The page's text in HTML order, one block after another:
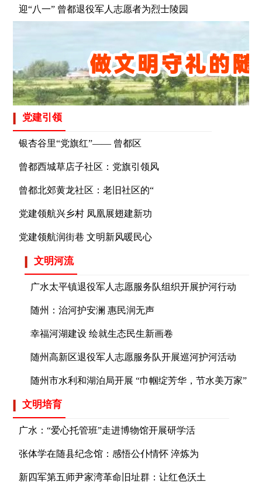
迎“八一” 曾都退役军人志愿者为烈士陵园
党建引领
银杏谷里“党旗红”—— 曾都区
曾都西城草店子社区：党旗引领风
曾都北郊黄龙社区：老旧社区的“
党建领航兴乡村 凤凰展翅建新功
党建领航润街巷 文明新风暖民心
文明河流
广水太平镇退役军人志愿服务队组织开展护河行动
随州：治河护安澜 惠民润无声
幸福河湖建设 绘就生态民生新画卷
随州高新区退役军人志愿服务队开展巡河护河活动
随州市水利和湖泊局开展 “巾帼绽芳华，节水美万家”
文明培育
广水：“爱心托管班”走进博物馆开展研学活
张体学在随县纪念馆：感悟公仆情怀 淬炼为
新四军第五师尹家湾革命旧址群：让红色沃土